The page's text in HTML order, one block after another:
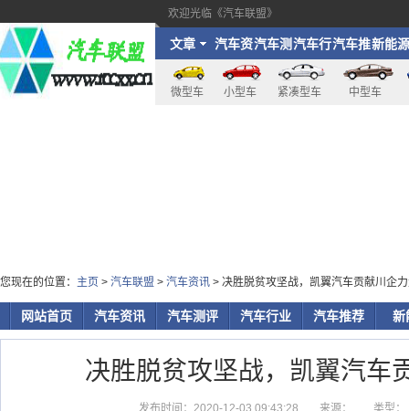
欢迎光临《汽车联盟》
文章 汽车资
讯
汽车测
评
汽车行
业
汽车推
荐
新能源
微型车 小型车 紧凑型车 中型车
您现在的位置： 主页 > 汽车联盟 > 汽车资讯 > 决胜脱贫攻坚战，凯翼汽车贡献川企
网站首页 汽车资讯 汽车测评 汽车行业 汽车推荐 新
决胜脱贫攻坚战，凯翼汽车
发布时间：2020-12-03 09:43:28 来源： 类型：